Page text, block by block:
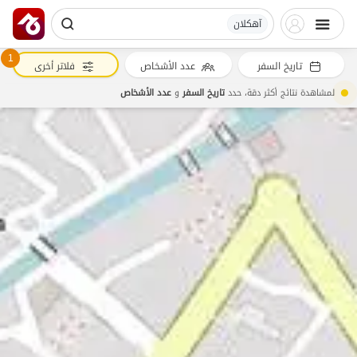
آهکلان
تاريخ السفر عدد الأشخاص 1 فلاتر أخرى
لمشاهدة نتائج أكثر دقة، حددتاريخ السفروعدد الأشخاص